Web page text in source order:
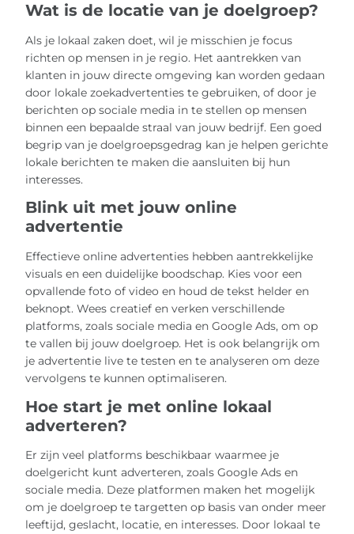
Wat is de locatie van je doelgroep?
Als je lokaal zaken doet, wil je misschien je focus
richten op mensen in je regio. Het aantrekken van
klanten in jouw directe omgeving kan worden gedaan
door lokale zoekadvertenties te gebruiken, of door je
berichten op sociale media in te stellen op mensen
binnen een bepaalde straal van jouw bedrijf. Een goed
begrip van je doelgroepsgedrag kan je helpen gerichte
lokale berichten te maken die aansluiten bij hun
interesses.
Blink uit met jouw online
advertentie
Effectieve online advertenties hebben aantrekkelijke
visuals en een duidelijke boodschap. Kies voor een
opvallende foto of video en houd de tekst helder en
beknopt. Wees creatief en verken verschillende
platforms, zoals sociale media en Google Ads, om op
te vallen bij jouw doelgroep. Het is ook belangrijk om
je advertentie live te testen en te analyseren om deze
vervolgens te kunnen optimaliseren.
Hoe start je met online lokaal
adverteren?
Er zijn veel platforms beschikbaar waarmee je
doelgericht kunt adverteren, zoals Google Ads en
sociale media. Deze platformen maken het mogelijk
om je doelgroep te targetten op basis van onder meer
leeftijd, geslacht, locatie, en interesses. Door lokaal te